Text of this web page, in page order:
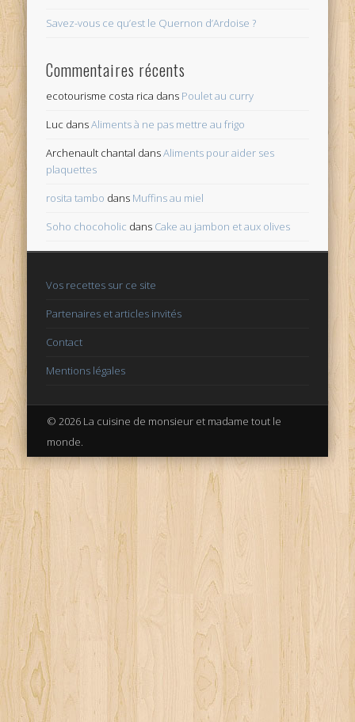
Savez-vous ce qu’est le Quernon d’Ardoise ?
Commentaires récents
ecotourisme costa rica dans Poulet au curry
Luc dansAliments à ne pas mettre au frigo
Archenault chantal dansAliments pour aider ses
plaquettes
rosita tambo dans Muffins au miel
Soho chocoholic dans Cake au jambon et aux olives
Vos recettes sur ce site
Partenaires et articles invités
Contact
Mentions légales
© 2026 La cuisine de monsieur et madame tout le
monde.